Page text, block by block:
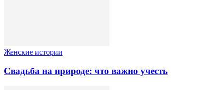
Женские истории
Свадьба на природе: что важно учесть